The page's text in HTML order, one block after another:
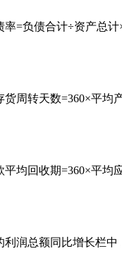
=负债合计÷资产总计
转天数=360×平均
回收期=360×平均
总额同比增长栏中